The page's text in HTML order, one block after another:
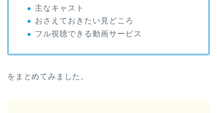
主なキャスト
おさえておきたい見どころ
フル視聴できる動画サービス
をまとめてみました。